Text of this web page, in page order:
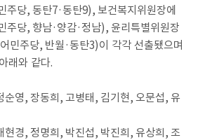
주당, 동탄7·동탄9),보건복지위원장에
주당, 향남·양감·정남),윤리특별위원장
민주당, 반월·동탄3)이 각각 선출됐으며
래와 같다.
순영, 장동희,고병태, 김기현,오문섭,유
현경,정명희, 박진섭, 박진희,유상희,조